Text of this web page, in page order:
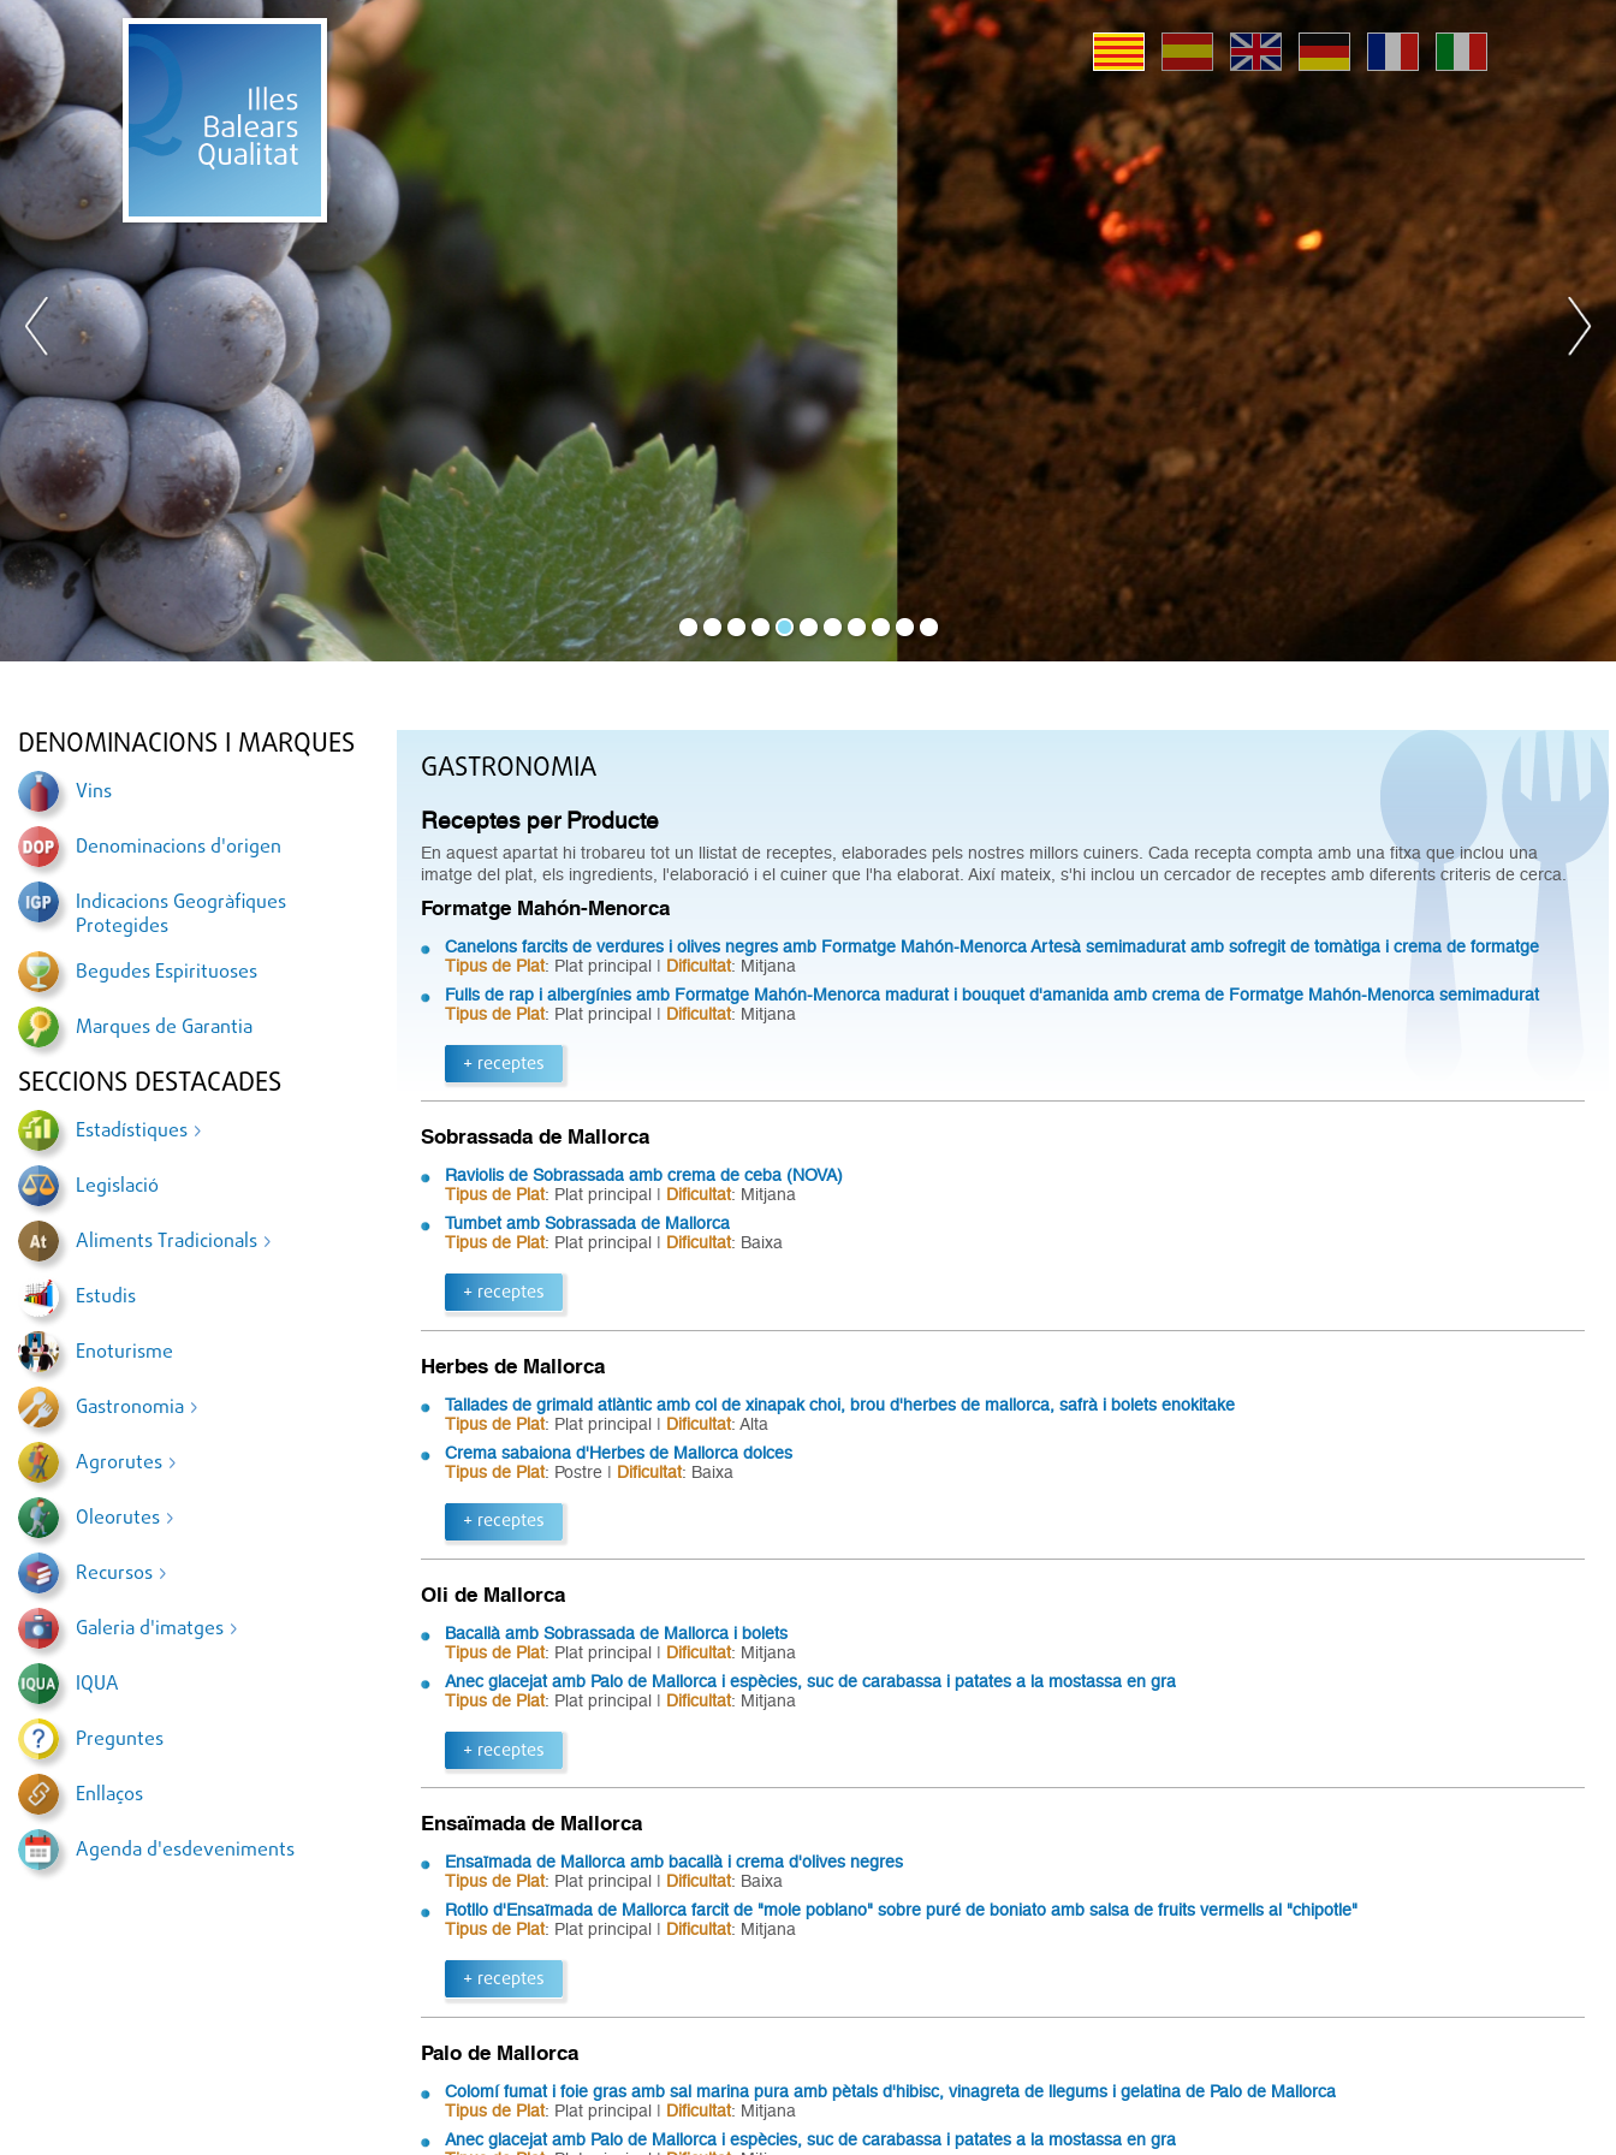
DENOMINACIONS I MARQUES
Vins
Denominacions d'origen
Indicacions Geogràfiques
Protegides
Begudes Espirituoses
Marques de Garantia
SECCIONS DESTACADES
Estadístiques
Legislació
Aliments Tradicionals
Estudis
Enoturisme
Gastronomia
Agrorutes
Oleorutes
Recursos
Galeria d'imatges
IQUA
Preguntes
Enllaços
Agenda d'esdeveniments
GASTRONOMIA
Receptes per Producte
En aquest apartat hi trobareu tot un llistat de receptes, elaborades pels nostres millors cuiners. Cada recepta compta amb una fitxa que inclou una
imatge del plat, els ingredients, l'elaboració i el cuiner que l'ha elaborat. Així mateix, s'hi inclou un cercador de receptes amb diferents criteris de cerca.
Formatge Mahón-Menorca
Canelons farcits de verdures i olives negres amb Formatge Mahón-Menorca Artesà semimadurat amb sofregit de tomàtiga i crema de formatge
Tipus de Plat: Plat principal | Dificultat: Mitjana
Fulls de rap i albergínies amb Formatge Mahón-Menorca madurat i bouquet d'amanida amb crema de Formatge Mahón-Menorca semimadurat
Tipus de Plat: Plat principal | Dificultat: Mitjana
+ receptes
Sobrassada de Mallorca
Raviolis de Sobrassada amb crema de ceba (NOVA)
Tipus de Plat: Plat principal | Dificultat: Mitjana
Tumbet amb Sobrassada de Mallorca
Tipus de Plat: Plat principal | Dificultat: Baixa
+ receptes
Herbes de Mallorca
Tallades de grimald atlàntic amb col de xinapak choi, brou d'herbes de mallorca, safrà i bolets enokitake
Tipus de Plat: Plat principal | Dificultat: Alta
Crema sabaiona d'Herbes de Mallorca dolces
Tipus de Plat: Postre | Dificultat: Baixa
+ receptes
Oli de Mallorca
Bacallà amb Sobrassada de Mallorca i bolets
Tipus de Plat: Plat principal | Dificultat: Mitjana
Anec glacejat amb Palo de Mallorca i espècies, suc de carabassa i patates a la mostassa en gra
Tipus de Plat: Plat principal | Dificultat: Mitjana
+ receptes
Ensaïmada de Mallorca
Ensaïmada de Mallorca amb bacallà i crema d'olives negres
Tipus de Plat: Plat principal | Dificultat: Baixa
Rotllo d'Ensaïmada de Mallorca farcit de "mole poblano" sobre puré de boniato amb salsa de fruits vermells al "chipotle"
Tipus de Plat: Plat principal | Dificultat: Mitjana
+ receptes
Palo de Mallorca
Colomí fumat i foie gras amb sal marina pura amb pètals d'hibisc, vinagreta de llegums i gelatina de Palo de Mallorca
Tipus de Plat: Plat principal | Dificultat: Mitjana
Anec glacejat amb Palo de Mallorca i espècies, suc de carabassa i patates a la mostassa en gra